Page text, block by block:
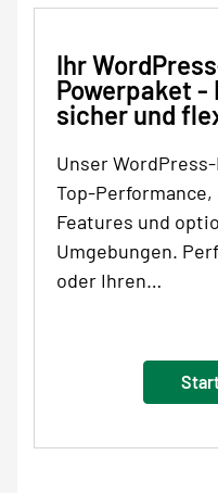
Ihr
Powerpaket
sicher und
Unser
Top-
Features und
Umgebungen.
oder Ihren…